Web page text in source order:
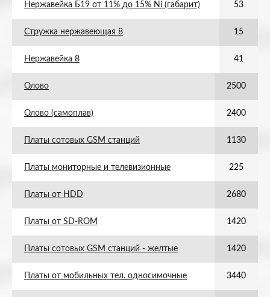
Нержавейка Б19 от 11% до 15% Ni (габарит) 53
Стружка нержавеющая 8 15
Нержавейка 8 41
Олово 2500
Олово (самоплав) 2400
Платы сотовых GSM станций 1130
Платы мониторные и телевизионные 225
Платы от HDD 2680
Платы от SD-ROM 1420
Платы сотовых GSM станций - желтые 1420
Платы от мобильных тел. односимочные 3440